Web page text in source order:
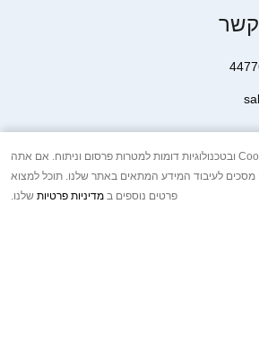
קשר
אנו משתמשים גם בקובצי Cookie ובטכנולוגיות דומות למטרות פרסום וניתוח. אם אתה
לעיבוד המידע המתאים באתר שלנו. תוכל למצוא
פרטים נוספים ב מדיניות פרטיות שלנו.